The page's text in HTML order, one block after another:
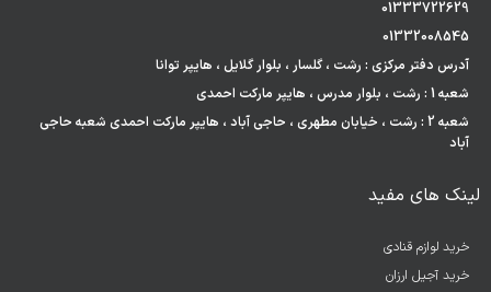
01333722629
01332008545
آدرس دفتر مرکزی : رشت ، گلسار ، بلوار گلایل ، هایپر توانا
شعبه 1 : رشت ، بلوار مدرس ، هایپر مارکت احمدی
شعبه 2 : رشت ، خیابان مطهری ، حاجی آباد ، هایپر مارکت احمدی شعبه حاجی
آباد
لینک های مفید
خرید لوازم قنادی
خرید آجیل ارزان